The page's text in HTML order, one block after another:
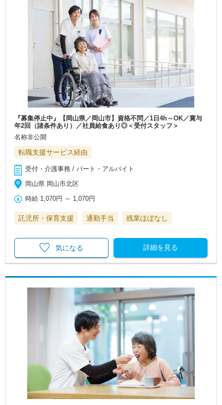
『募集停止中』【岡山県／岡山市】資格不問／1日4h～OK／賞与
年2回（諸条件あり）／社員給食あり◎＜受付スタッフ＞
名称非公開
転職支援サービス経由
受付・介護事務 / パート・アルバイト
岡山県 岡山市北区
時給 1,070円 ～ 1,070円
託児所・保育支援 通勤手当 残業ほぼなし
詳細を見る
気になる